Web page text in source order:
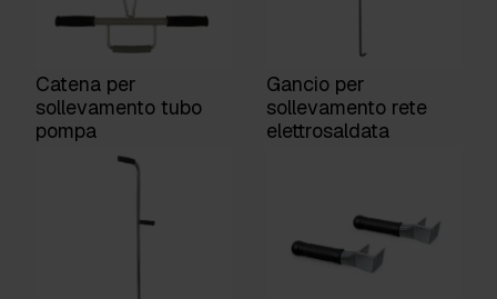
Catena per
sollevamento tubo
pompa
Gancio per
sollevamento rete
elettrosaldata